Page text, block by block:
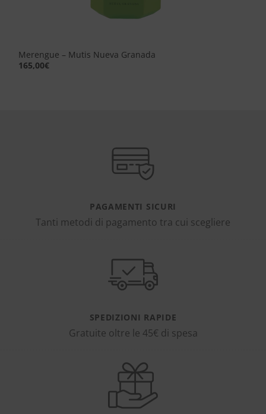
Merengue – Mutis Nueva Granada
165,00€
PAGAMENTI SICURI
Tanti metodi di pagamento tra cui scegliere
SPEDIZIONI RAPIDE
Gratuite oltre le 45€ di spesa